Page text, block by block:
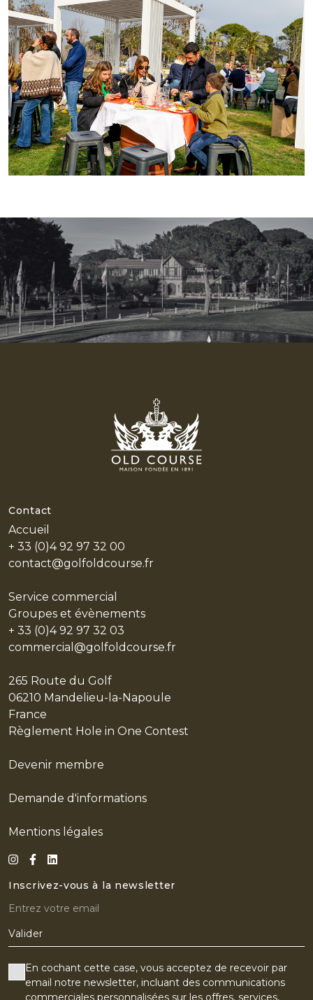
HOME
LES
LE CENTRE DE PERFORMANCE
RESTAURANT & BAR
EVÈNEMENTS PRIVÉS
PARTENAIRES
LES ACTUS
EN
Contact
Accueil
+ 33 (0)4 92 97 32 00
contact@golfoldcourse.fr
Service commercial
Groupes et évènements
+ 33 (0)4 92 97 32 03
commercial@golfoldcourse.fr
265 Route du Golf
06210 Mandelieu-la-Napoule
France
Règlement Hole in One Contest
Devenir membre
Demande d'informations
Mentions légales
Inscrivez-vous à la newsletter
Valider
En cochant cette case, vous acceptez de recevoir par
email notre newsletter, incluant des communications
commerciales personnalisées sur les offres, services,